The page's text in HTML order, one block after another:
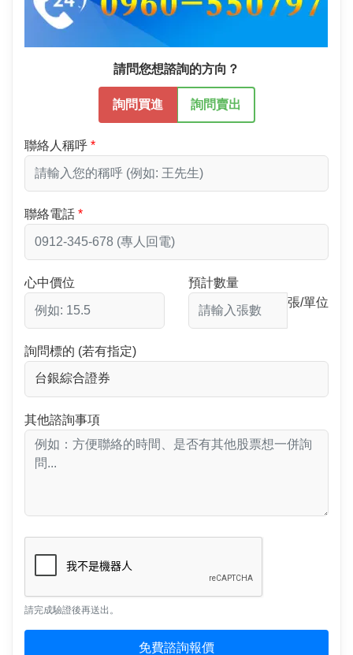
請問您想諮詢的方向？
詢問買進 詢問賣出
聯絡人稱呼
聯絡電話
心中價位
預計數量
張/單位
詢問標的 (若有指定)
其他諮詢事項
請完成驗證後再送出。
免費諮詢報價